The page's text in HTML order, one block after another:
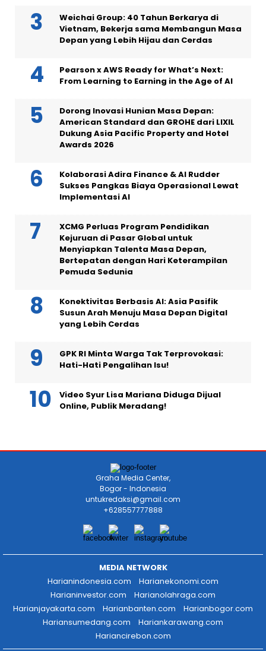
Weichai Group: 40 Tahun Berkarya di
Vietnam, Bekerja sama Membangun Masa
Depan yang Lebih Hijau dan Cerdas
Pearson x AWS Ready for What’s Next:
From Learning to Earning in the Age of AI
Dorong Inovasi Hunian Masa Depan:
American Standard dan GROHE dari LIXIL
Dukung Asia Pacific Property and Hotel
Awards 2026
Kolaborasi Adira Finance & AI Rudder
Sukses Pangkas Biaya Operasional Lewat
Implementasi AI
XCMG Perluas Program Pendidikan
Kejuruan di Pasar Global untuk
Menyiapkan Talenta Masa Depan,
Bertepatan dengan Hari Keterampilan
Pemuda Sedunia
Konektivitas Berbasis AI: Asia Pasifik
Susun Arah Menuju Masa Depan Digital
yang Lebih Cerdas
GPK RI Minta Warga Tak Terprovokasi:
Hati-Hati Pengalihan Isu!
Video Syur Lisa Mariana Diduga Dijual
Online, Publik Meradang!
Graha Media Center,
Bogor - Indonesia
untukredaksi@gmail.com
+628557777888
MEDIA NETWORK
Harianindonesia.com
Harianekonomi.com
Harianinvestor.com
Harianolahraga.com
Harianjayakarta.com
Harianbanten.com
Harianbogor.com
Hariansumedang.com
Hariankarawang.com
Hariancirebon.com